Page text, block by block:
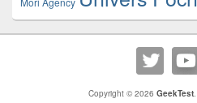
Copyright © 2026 GeekTest